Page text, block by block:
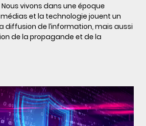
vivons dans une époque
et la technologie jouent un
diffusion de l’information, mais aussi
de la propagande et de la